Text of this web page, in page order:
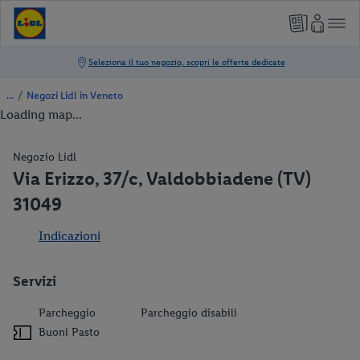
/ Negozi Lidl in Veneto
Loading map...
Negozio Lidl
Via Erizzo, 37/c, Valdobbiadene (TV)
31049
Indicazioni
Servizi
Parcheggio
Parcheggio disabili
Buoni Pasto